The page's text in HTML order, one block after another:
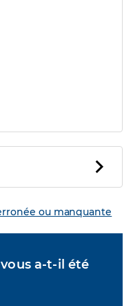
ou manquante
a-t-il été